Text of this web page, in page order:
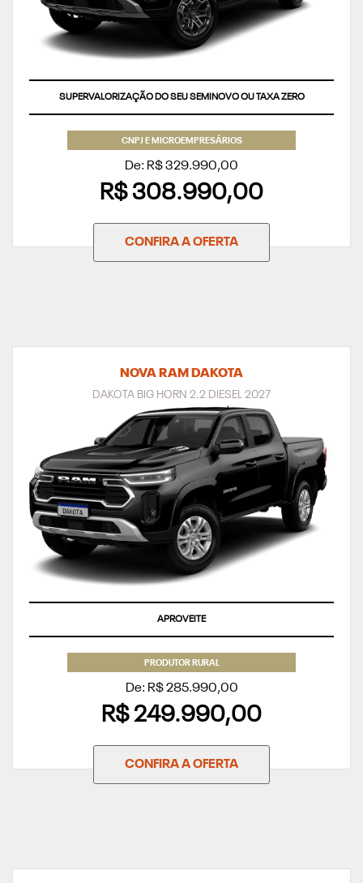
SUPERVALORIZAÇÃO DO SEU SEMINOVO OU TAXA ZERO
CNPJ E MICROEMPRESÁRIOS
De: R$ 329.990,00
R$ 308.990,00
CONFIRA A OFERTA
NOVA RAM DAKOTA
DAKOTA BIG HORN 2.2 DIESEL 2027
APROVEITE
PRODUTOR RURAL
De: R$ 285.990,00
R$ 249.990,00
CONFIRA A OFERTA